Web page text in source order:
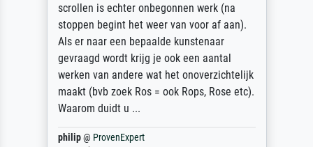
scrollen is echter onbegonnen werk (na
stoppen begint het weer van voor af aan).
Als er naar een bepaalde kunstenaar
gevraagd wordt krijg je ook een aantal
werken van andere wat het onoverzichtelijk
maakt (bvb zoek Ros = ook Rops, Rose etc).
Waarom duidt u ...
@ProvenExpert